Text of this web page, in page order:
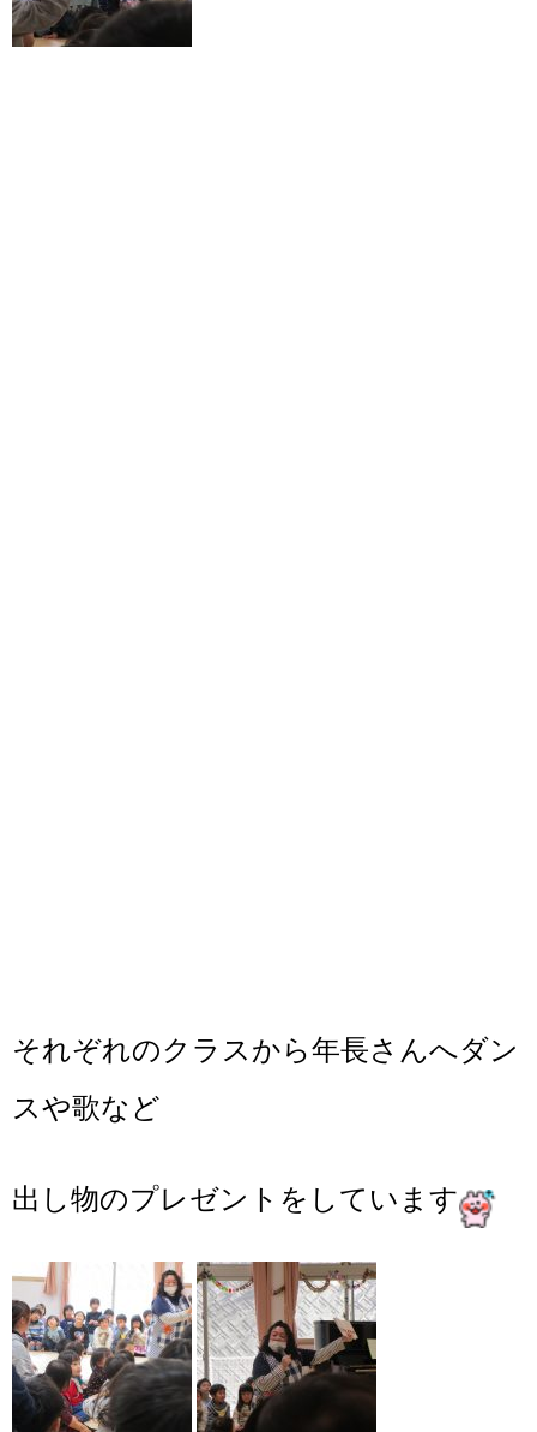
それぞれのクラスから年長さんへダン
スや歌など
出し物のプレゼントをしています